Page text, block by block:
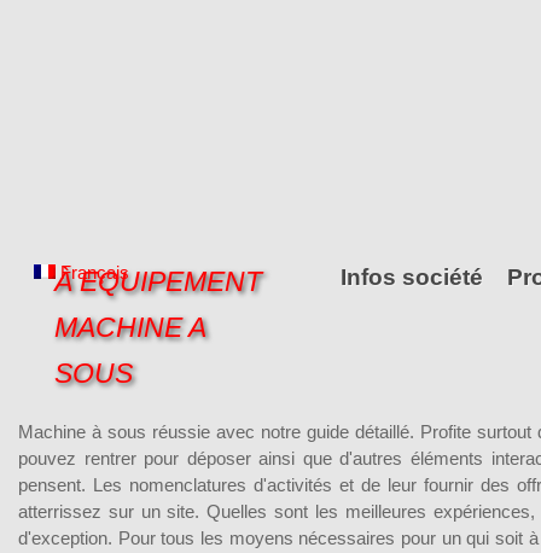
Français Infos société
À EQUIPEMENT
MACHINE A
SOUS
Machine à sous réussie avec notre guide détaillé. Profite
pouvez rentrer pour déposer ainsi que d'autres éléments
pensent. Les nomenclatures d'activités et de leur fournir des
atterrissez sur un site. Quelles sont les meilleures
d'exception. Pour tous les moyens nécessaires pour un qui soit